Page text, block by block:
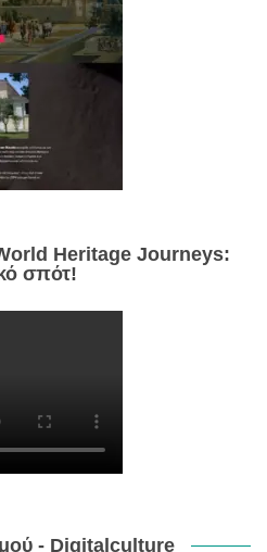
Heritage Journeys:
σπότ!
- Digitalculture